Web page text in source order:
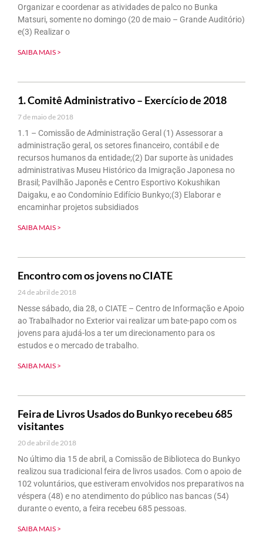
Organizar e coordenar as atividades de palco no Bunka
Matsuri, somente no domingo (20 de maio – Grande Auditório)
e(3) Realizar o
SAIBA MAIS >
1. Comitê Administrativo – Exercício de 2018
7 de maio de 2018
1.1 – Comissão de Administração Geral (1) Assessorar a
administração geral, os setores financeiro, contábil e de
recursos humanos da entidade;(2) Dar suporte às unidades
administrativas Museu Histórico da Imigração Japonesa no
Brasil; Pavilhão Japonês e Centro Esportivo Kokushikan
Daigaku, e ao Condomínio Edifício Bunkyo;(3) Elaborar e
encaminhar projetos subsidiados
SAIBA MAIS >
Encontro com os jovens no CIATE
24 de abril de 2018
Nesse sábado, dia 28, o CIATE – Centro de Informação e Apoio
ao Trabalhador no Exterior vai realizar um bate-papo com os
jovens para ajudá-los a ter um direcionamento para os
estudos e o mercado de trabalho.
SAIBA MAIS >
Feira de Livros Usados do Bunkyo recebeu 685
visitantes
20 de abril de 2018
No último dia 15 de abril, a Comissão de Biblioteca do Bunkyo
realizou sua tradicional feira de livros usados. Com o apoio de
102 voluntários, que estiveram envolvidos nos preparativos na
véspera (48) e no atendimento do público nas bancas (54)
durante o evento, a feira recebeu 685 pessoas.
SAIBA MAIS >